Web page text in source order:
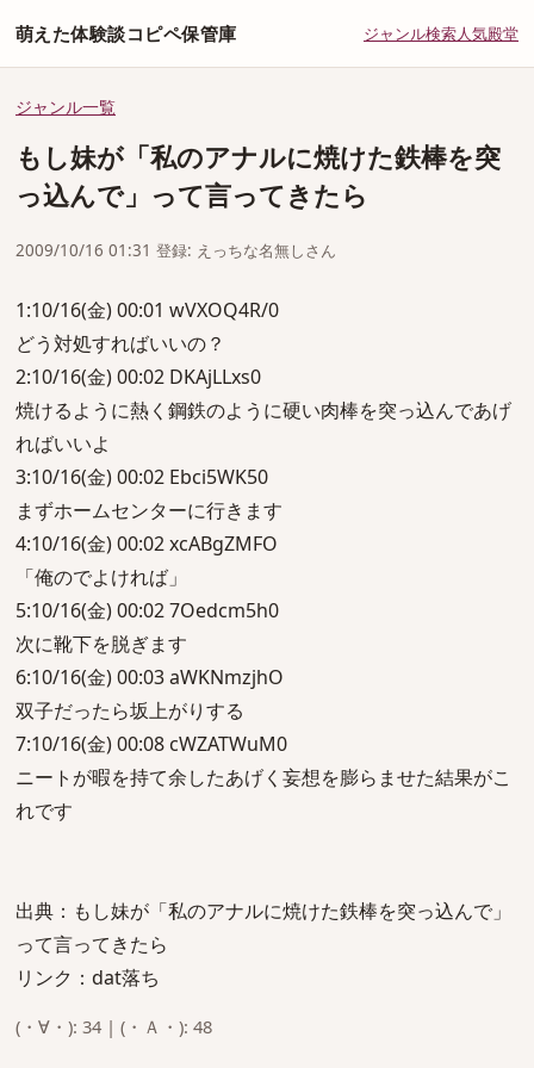
萌えた体験談コピペ保管庫 ジャンル検索人気殿堂
ジャンル一覧
もし妹が「私のアナルに焼けた鉄棒を突
っ込んで」って言ってきたら
2009/10/16 01:31 登録: えっちな名無しさん
1:10/16(金) 00:01 wVXOQ4R/0
どう対処すればいいの？
2:10/16(金) 00:02 DKAjLLxs0
焼けるように熱く鋼鉄のように硬い肉棒を突っ込んであげ
ればいいよ
3:10/16(金) 00:02 Ebci5WK50
まずホームセンターに行きます
4:10/16(金) 00:02 xcABgZMFO
「俺のでよければ」
5:10/16(金) 00:02 7Oedcm5h0
次に靴下を脱ぎます
6:10/16(金) 00:03 aWKNmzjhO
双子だったら坂上がりする
7:10/16(金) 00:08 cWZATWuM0
ニートが暇を持て余したあげく妄想を膨らませた結果がこ
れです
出典：もし妹が「私のアナルに焼けた鉄棒を突っ込んで」
って言ってきたら
リンク：dat落ち
(・∀・): 34 | (・Ａ・): 48